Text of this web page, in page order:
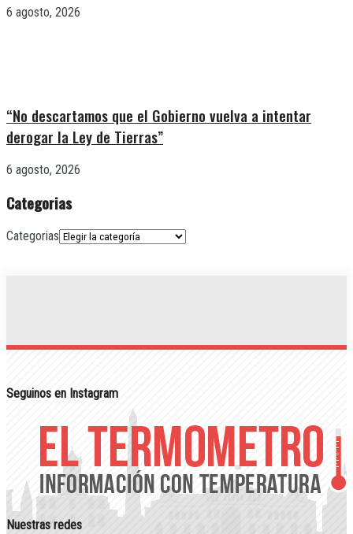
6 agosto, 2026
“No descartamos que el Gobierno vuelva a intentar
derogar la Ley de Tierras”
6 agosto, 2026
Categorias
Categorias
Seguinos en Instagram
Nuestras redes